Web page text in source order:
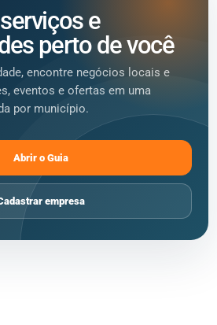
e
perto de você
encontre negócios locais e
eventos e ofertas em uma
por município.
Abrir o Guia
empresa